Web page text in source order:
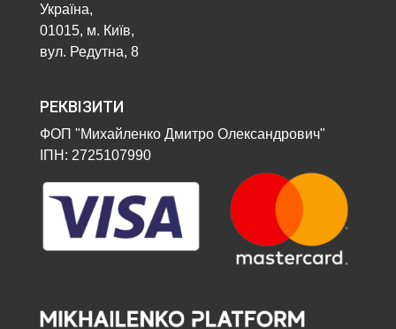
Україна,
01015, м. Київ,
вул. Редутна, 8
РЕКВІЗИТИ
ФОП "Михайленко Дмитро Олександрович"
ІПН: 2725107990